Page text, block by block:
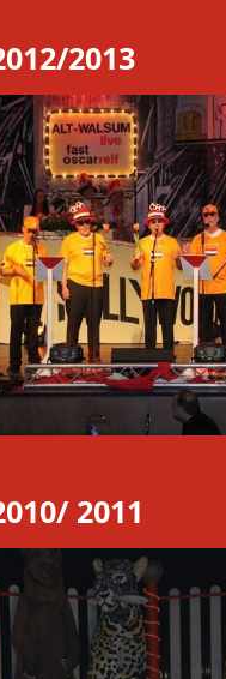
2013
2011